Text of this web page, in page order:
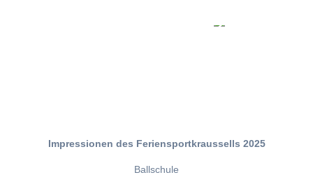
Impressionen des Feriensportkraussells 2025
Ballschule